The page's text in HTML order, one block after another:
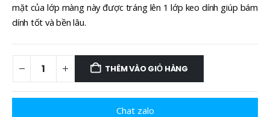
mặt của lớp màng này được tráng lên 1 lớp keo dính giúp bám
dính tốt và bền lâu.
THÊM VÀO GIỎ HÀNG
Chat zalo